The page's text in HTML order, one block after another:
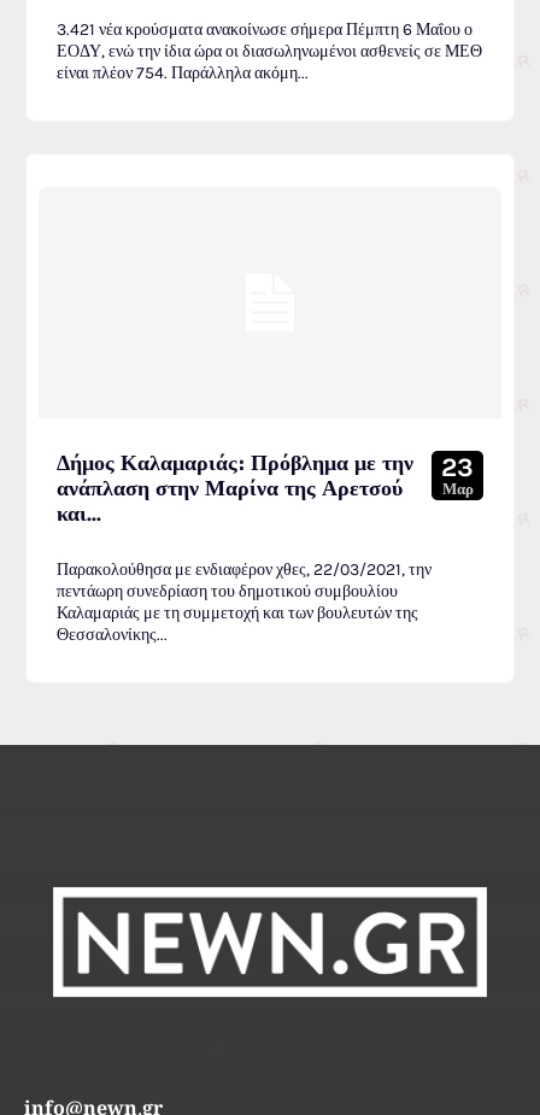
3.421 νέα κρούσματα ανακοίνωσε σήμερα Πέμπτη 6 Μαΐου ο
ΕΟΔΥ, ενώ την ίδια ώρα οι διασωληνωμένοι ασθενείς σε ΜΕΘ
είναι πλέον 754. Παράλληλα ακόμη...
Δήμος Καλαμαριάς։ Πρόβλημα με την
ανάπλαση στην Μαρίνα της Αρετσού
και...
23
Μαρ
Παρακολούθησα με ενδιαφέρον χθες, 22/03/2021, την
πεντάωρη συνεδρίαση του δημοτικού συμβουλίου
Καλαμαριάς με τη συμμετοχή και των βουλευτών της
Θεσσαλονίκης...